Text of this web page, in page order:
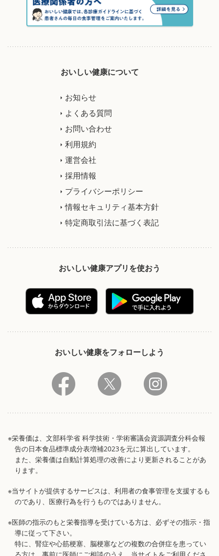
おいしい健康について
お知らせ
よくある質問
お問い合わせ
利用規約
運営会社
採用情報
プライバシーポリシー
情報セキュリティ基本方針
特定商取引法に基づく表記
おいしい健康アプリを使おう
おいしい健康をフォローしよう
※栄養価は、文部科学省 科学技術・学術審議会資源調査分科会報
告の日本食品標準成分表増補2023を元に算出しています。
また、栄養価は自動計算処理の改善により更新されることがあ
ります。
※当サイトが提供するサービスは、利用者の食事管理を支援するも
のであり、医療行為を行うものではありません。
※医師の指示のもと栄養指導を受けている方は、必ずその指示・指
導に従って下さい。
特に、腎症や心筋梗塞、脳梗塞などの複数の合併症を患ってい